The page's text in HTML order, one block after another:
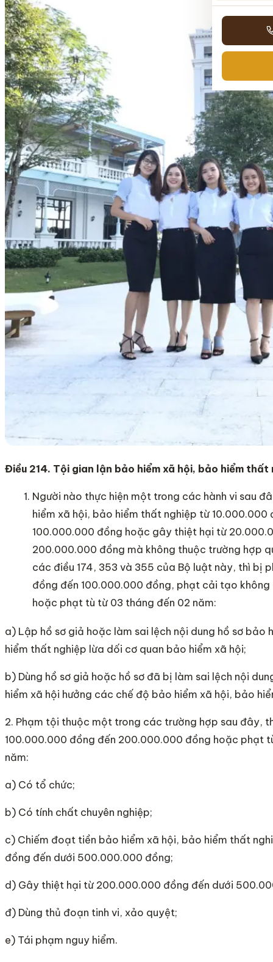
Điều 214. Tội gian lận bảo hiểm xã hội, bảo hiểm thất
Người nào thực hiện một trong các hành vi sau
hiểm xã hội, bảo hiểm thất nghiệp từ 10.000.000
100.000.000 đồng hoặc gây thiệt hại từ
200.000.000 đồng mà không thuộc trường hợp
các điều 174, 353 và 355 của Bộ luật này, thì bị
đồng đến 100.000.000 đồng, phạt cải tạo không
hoặc phạt tù từ 03 tháng đến 02 năm:
a) Lập hồ sơ giả hoặc làm sai lệch nội dung hồ sơ bảo
hiểm thất nghiệp lừa dối cơ quan bảo hiểm xã hội;
b) Dùng hồ sơ giả hoặc hồ sơ đã bị làm sai lệch nội
hiểm xã hội hưởng các chế độ bảo hiểm xã hội, bảo
2. Phạm tội thuộc một trong các trường hợp sau đây,
100.000.000 đồng đến 200.000.000 đồng hoặc phạt
năm:
a) Có tổ chức;
b) Có tính chất chuyên nghiệp;
c) Chiếm đoạt tiền bảo hiểm xã hội, bảo hiểm thất
đồng đến dưới 500.000.000 đồng;
d) Gây thiệt hại từ 200.000.000 đồng đến dưới
đ) Dùng thủ đoạn tinh vi, xảo quyệt;
e) Tái phạm nguy hiểm.